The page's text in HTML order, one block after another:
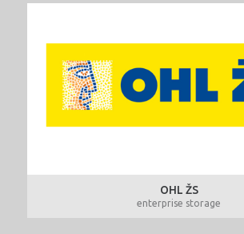
OHL ŽS
enterprise storage